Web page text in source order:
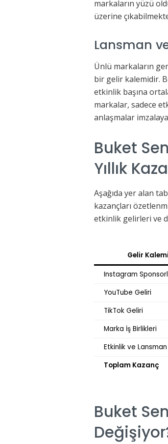
markaların yüzü
üzerine
Lansman
Ünlü markaların
bir gelir kalemidir.
etkinlik başına
markalar, sadece
anlaşmalar
Buket
Yıllık
Aşağıda yer alan
kazançları
etkinlik gelirleri ve
Gelir Kalemi
Instagram
YouTube Geliri
TikTok Geliri
Marka İş Birlikleri
Etkinlik ve Lansman
Toplam Kazanç
Buket